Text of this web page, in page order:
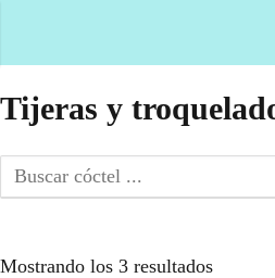
Tijeras y
Mostrando los 3 resultados